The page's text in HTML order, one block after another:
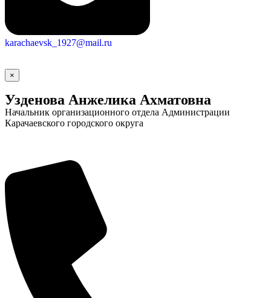
приемная
Культурный
код кластера
karachaevsk_1927@mail.ru
×
Узденова Анжелика Ахматовна
Начальник организационного отдела Администрации
Карачаевского городского округа